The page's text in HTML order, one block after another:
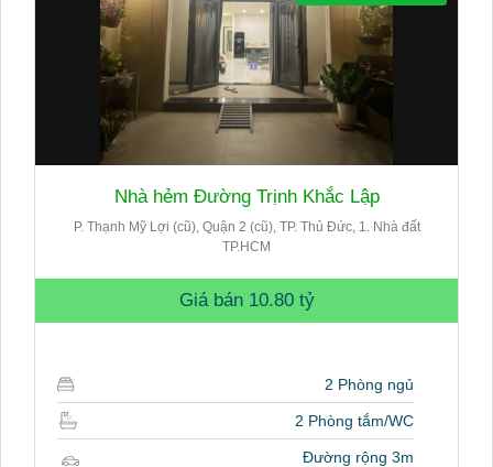
Nhà hẻm Đường Trịnh Khắc Lập
P. Thạnh Mỹ Lợi (cũ), Quận 2 (cũ), TP. Thủ Đức, 1. Nhà đất
TP.HCM
Giá bán 10.80 tỷ
2 Phòng ngủ
2 Phòng tắm/WC
Đường rộng 3m